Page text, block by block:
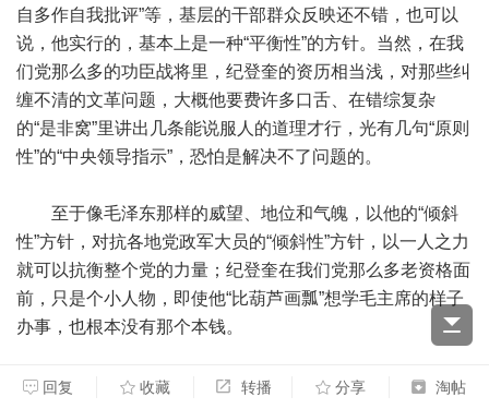
自多作自我批评”等，基层的干部群众反映还不错，也可以
说，他实行的，基本上是一种“平衡性”的方针。当然，在我
们党那么多的功臣战将里，纪登奎的资历相当浅，对那些纠
缠不清的文革问题，大概他要费许多口舌、在错综复杂
的“是非窝”里讲出几条能说服人的道理才行，光有几句“原则
性”的“中央领导指示”，恐怕是解决不了问题的。
至于像毛泽东那样的威望、地位和气魄，以他的“倾斜
性”方针，对抗各地党政军大员的“倾斜性”方针，以一人之力
就可以抗衡整个党的力量；纪登奎在我们党那么多老资格面
前，只是个小人物，即使他“比葫芦画瓢”想学毛主席的样子
办事，也根本没有那个本钱。
河南文革期间的事，还有一件，相当有点蹊跷。
回复 收藏 转播 分享 淘帖